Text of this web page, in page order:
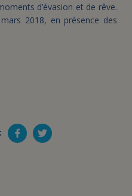
d’évasion et de rêve.
2018, en présence des